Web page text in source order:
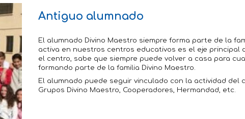
Antiguo alumnado
El alumnado Divino Maestro siempre forma parte de la
activa en nuestros centros educativos es el eje principal
el centro, sabe que siempre puede volver a casa para
formando parte de la familia Divino Maestro.
El alumnado puede seguir vinculado con la actividad del
Grupos Divino Maestro, Cooperadores, Hermandad, etc.